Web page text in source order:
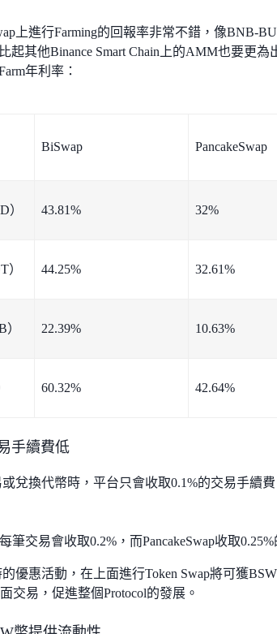
上進行Farming的回報率非常不錯，像BNB-
起其他Binance Smart Chain上的AMM也要更為
年利率：
BiSwap PancakeSwap
） 43.81% 32%
） 44.25% 32.61%
22.39% 10.63%
60.32% 42.64%
手續費低
兌換代幣時，平台只會收取0.1%的交易手續費
筆交易會收取0.2%，而PancakeSwap收取
優惠活動，在上面進行Token Swap將可獲
交易，促進整個Protocol的發展。